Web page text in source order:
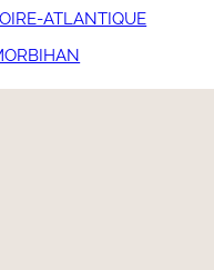
ATLANTIQUE